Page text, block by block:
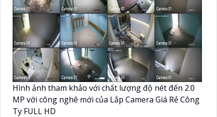
Hình ảnh tham khảo với chất lượng độ nét đến 2.0
MP với công nghê mới của Lắp Camera Giá Rẻ Công
Ty FULL HD